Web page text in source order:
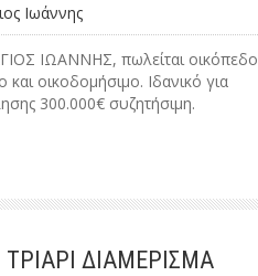
Ιωάννης
ΙΩΑΝΝΗΣ, πωλείται οικόπεδο
και οικοδομήσιμο. Ιδανικό για
300.000€ συζητήσιμη.
ΔΙΑΜΕΡΙΣΜΑ